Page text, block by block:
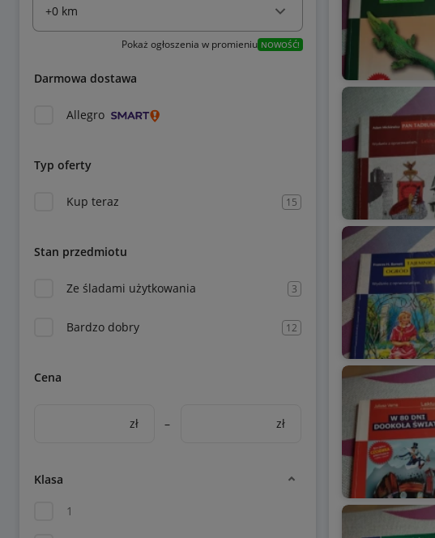
Pokaż ogłoszenia w promieniu NOWOŚĆ!
Darmowa dostawa
Allegro
Typ oferty
Kup teraz 15
Stan przedmiotu
Ze śladami użytkowania 3
Bardzo dobry 12
Cena
zł – zł
Klasa
1